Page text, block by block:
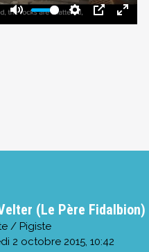
(Le Père Fidalbion)
/ Pigiste
2 octobre 2015, 10:42